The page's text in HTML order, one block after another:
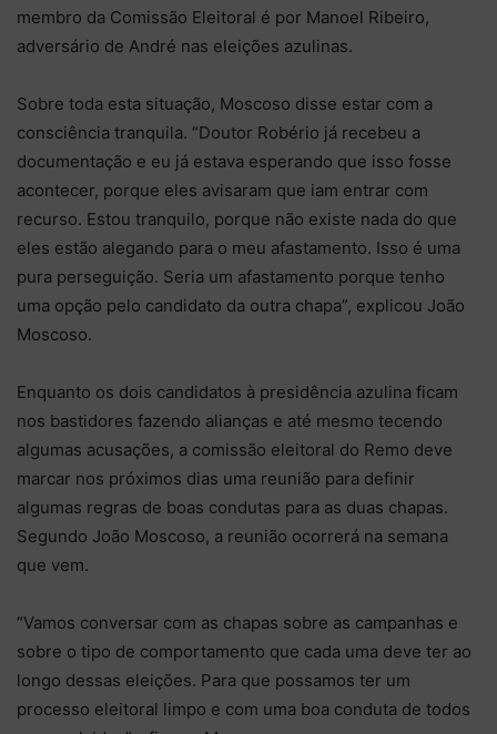
membro da Comissão Eleitoral é por Manoel Ribeiro,
adversário de André nas eleições azulinas.
Sobre toda esta situação, Moscoso disse estar com a
consciência tranquila. “Doutor Robério já recebeu a
documentação e eu já estava esperando que isso fosse
acontecer, porque eles avisaram que iam entrar com
recurso. Estou tranquilo, porque não existe nada do que
eles estão alegando para o meu afastamento. Isso é uma
pura perseguição. Seria um afastamento porque tenho
uma opção pelo candidato da outra chapa”, explicou João
Moscoso.
Enquanto os dois candidatos à presidência azulina ficam
nos bastidores fazendo alianças e até mesmo tecendo
algumas acusações, a comissão eleitoral do Remo deve
marcar nos próximos dias uma reunião para definir
algumas regras de boas condutas para as duas chapas.
Segundo João Moscoso, a reunião ocorrerá na semana
que vem.
“Vamos conversar com as chapas sobre as campanhas e
sobre o tipo de comportamento que cada uma deve ter ao
longo dessas eleições. Para que possamos ter um
processo eleitoral limpo e com uma boa conduta de todos